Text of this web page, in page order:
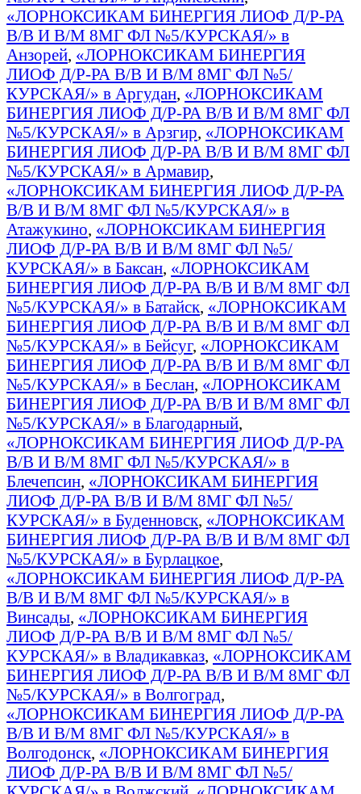
«ЛОРНОКСИКАМ БИНЕРГИЯ ЛИОФ Д/Р-РА
В/В И В/М 8МГ ФЛ №5/КУРСКАЯ/» в
Анзорей, «ЛОРНОКСИКАМ БИНЕРГИЯ
ЛИОФ Д/Р-РА В/В И В/М 8МГ ФЛ №5/
КУРСКАЯ/» в Аргудан, «ЛОРНОКСИКАМ
БИНЕРГИЯ ЛИОФ Д/Р-РА В/В И В/М 8МГ ФЛ
№5/КУРСКАЯ/» в Арзгир, «ЛОРНОКСИКАМ
БИНЕРГИЯ ЛИОФ Д/Р-РА В/В И В/М 8МГ ФЛ
№5/КУРСКАЯ/» в Армавир,
«ЛОРНОКСИКАМ БИНЕРГИЯ ЛИОФ Д/Р-РА
В/В И В/М 8МГ ФЛ №5/КУРСКАЯ/» в
Атажукино, «ЛОРНОКСИКАМ БИНЕРГИЯ
ЛИОФ Д/Р-РА В/В И В/М 8МГ ФЛ №5/
КУРСКАЯ/» в Баксан, «ЛОРНОКСИКАМ
БИНЕРГИЯ ЛИОФ Д/Р-РА В/В И В/М 8МГ ФЛ
№5/КУРСКАЯ/» в Батайск, «ЛОРНОКСИКАМ
БИНЕРГИЯ ЛИОФ Д/Р-РА В/В И В/М 8МГ ФЛ
№5/КУРСКАЯ/» в Бейсуг, «ЛОРНОКСИКАМ
БИНЕРГИЯ ЛИОФ Д/Р-РА В/В И В/М 8МГ ФЛ
№5/КУРСКАЯ/» в Беслан, «ЛОРНОКСИКАМ
БИНЕРГИЯ ЛИОФ Д/Р-РА В/В И В/М 8МГ ФЛ
№5/КУРСКАЯ/» в Благодарный,
«ЛОРНОКСИКАМ БИНЕРГИЯ ЛИОФ Д/Р-РА
В/В И В/М 8МГ ФЛ №5/КУРСКАЯ/» в
Блечепсин, «ЛОРНОКСИКАМ БИНЕРГИЯ
ЛИОФ Д/Р-РА В/В И В/М 8МГ ФЛ №5/
КУРСКАЯ/» в Буденновск, «ЛОРНОКСИКАМ
БИНЕРГИЯ ЛИОФ Д/Р-РА В/В И В/М 8МГ ФЛ
№5/КУРСКАЯ/» в Бурлацкое,
«ЛОРНОКСИКАМ БИНЕРГИЯ ЛИОФ Д/Р-РА
В/В И В/М 8МГ ФЛ №5/КУРСКАЯ/» в
Винсады, «ЛОРНОКСИКАМ БИНЕРГИЯ
ЛИОФ Д/Р-РА В/В И В/М 8МГ ФЛ №5/
КУРСКАЯ/» в Владикавказ, «ЛОРНОКСИКАМ
БИНЕРГИЯ ЛИОФ Д/Р-РА В/В И В/М 8МГ ФЛ
№5/КУРСКАЯ/» в Волгоград,
«ЛОРНОКСИКАМ БИНЕРГИЯ ЛИОФ Д/Р-РА
В/В И В/М 8МГ ФЛ №5/КУРСКАЯ/» в
Волгодонск, «ЛОРНОКСИКАМ БИНЕРГИЯ
ЛИОФ Д/Р-РА В/В И В/М 8МГ ФЛ №5/